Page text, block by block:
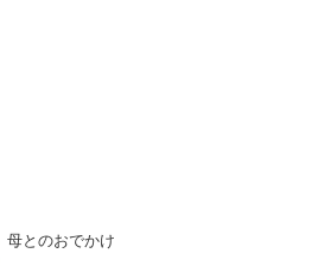
母とのおでかけ